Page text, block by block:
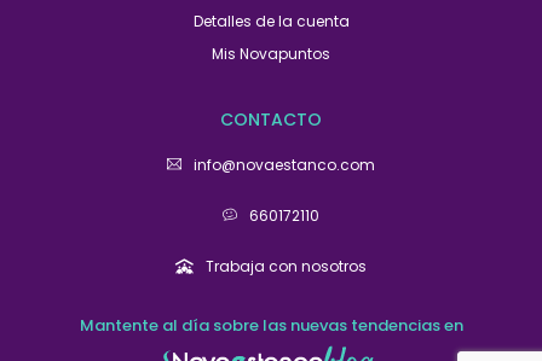
Detalles de la cuenta
Mis Novapuntos
CONTACTO
info@novaestanco.com
660172110
Trabaja con nosotros
Mantente al día sobre las nuevas tendencias en